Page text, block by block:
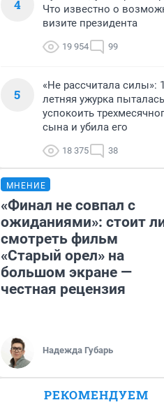
4
Что известно о
визите президента
19 954 99
5
«Не рассчитала силы»:
летняя ужурка пыталась
успокоить
сына и убила его
18 375 38
МНЕНИЕ
«Финал не совпал с
ожиданиями»: стоит
смотреть фильм
«Старый орел» на
большом экране —
честная рецензия
Надежда Губарь
РЕКОМЕНДУЕМ